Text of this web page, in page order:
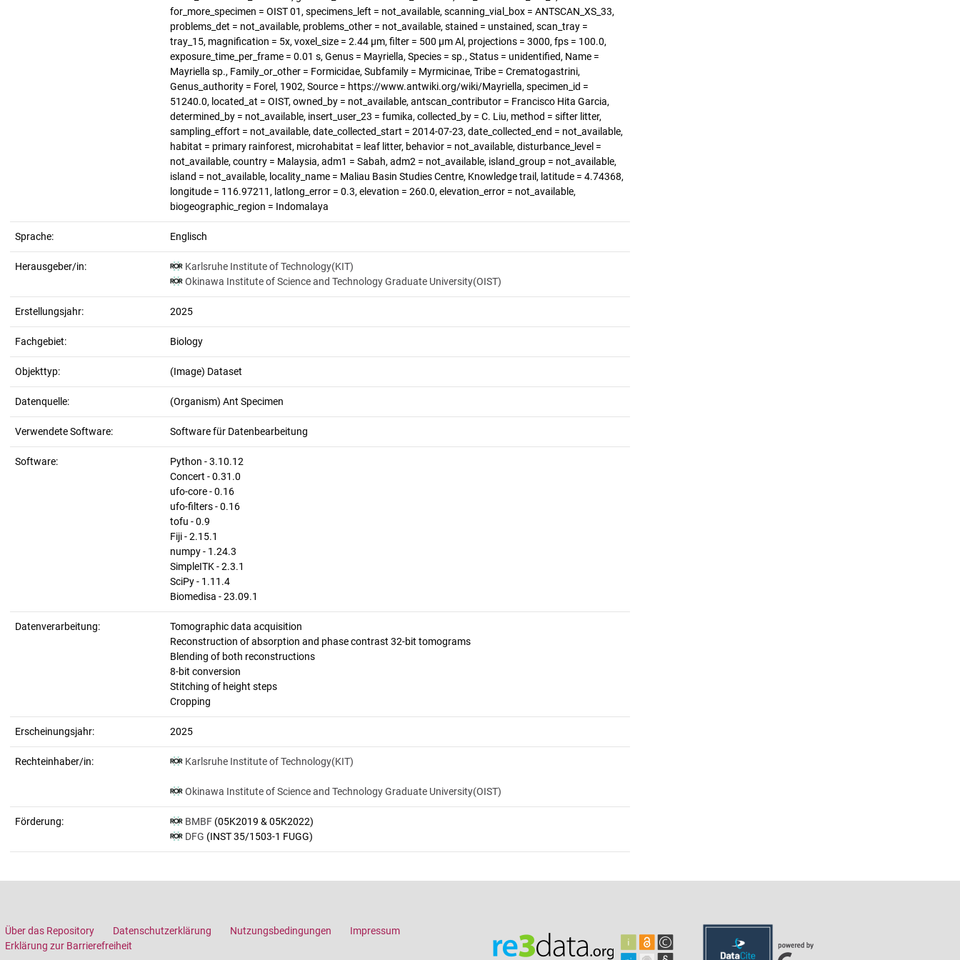
for_more_specimen = OIST 01, specimens_left = not_available, scanning_vial_box = ANTSCAN_XS_33,
problems_det = not_available, problems_other = not_available, stained = unstained, scan_tray =
tray_15, magnification = 5x, voxel_size = 2.44 µm, filter = 500 µm Al, projections = 3000, fps = 100.0,
exposure_time_per_frame = 0.01 s, Genus = Mayriella, Species = sp., Status = unidentified, Name =
Mayriella sp., Family_or_other = Formicidae, Subfamily = Myrmicinae, Tribe = Crematogastrini,
Genus_authority = Forel, 1902, Source = https://www.antwiki.org/wiki/Mayriella, specimen_id =
51240.0, located_at = OIST, owned_by = not_available, antscan_contributor = Francisco Hita Garcia,
determined_by = not_available, insert_user_23 = fumika, collected_by = C. Liu, method = sifter litter,
sampling_effort = not_available, date_collected_start = 2014-07-23, date_collected_end = not_available,
habitat = primary rainforest, microhabitat = leaf litter, behavior = not_available, disturbance_level =
not_available, country = Malaysia, adm1 = Sabah, adm2 = not_available, island_group = not_available,
island = not_available, locality_name = Maliau Basin Studies Centre, Knowledge trail, latitude = 4.74368,
longitude = 116.97211, latlong_error = 0.3, elevation = 260.0, elevation_error = not_available,
biogeographic_region = Indomalaya
Sprache: Englisch
Herausgeber/in:
Karlsruhe Institute of Technology(KIT)
Okinawa Institute of Science and Technology Graduate University(OIST)
Erstellungsjahr: 2025
Fachgebiet: Biology
Objekttyp: (Image) Dataset
Datenquelle: (Organism) Ant Specimen
Verwendete Software: Software für Datenbearbeitung
Software:
Python - 3.10.12
Concert - 0.31.0
ufo-core - 0.16
ufo-filters - 0.16
tofu - 0.9
Fiji - 2.15.1
numpy - 1.24.3
SimpleITK - 2.3.1
SciPy - 1.11.4
Biomedisa - 23.09.1
Datenverarbeitung:
Tomographic data acquisition
Reconstruction of absorption and phase contrast 32-bit tomograms
Blending of both reconstructions
8-bit conversion
Stitching of height steps
Cropping
Erscheinungsjahr: 2025
Rechteinhaber/in: Karlsruhe Institute of Technology(KIT)
Okinawa Institute of Science and Technology Graduate University(OIST)
Förderung: BMBF (05K2019 & 05K2022)
DFG (INST 35/1503-1 FUGG)
Über das Repository Datenschutzerklärung Nutzungsbedingungen
Impressum
Erklärung zur Barrierefreiheit